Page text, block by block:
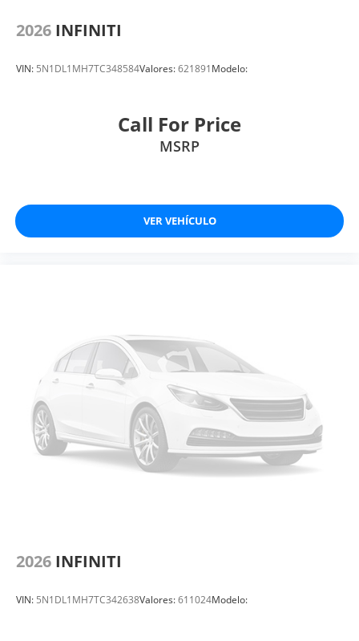
2026 INFINITI
VIN: 5N1DL1MH7TC348584Valores:621891Modelo:
Call For Price
MSRP
VER VEHÍCULO
2026 INFINITI
VIN: 5N1DL1MH7TC342638Valores:611024Modelo: